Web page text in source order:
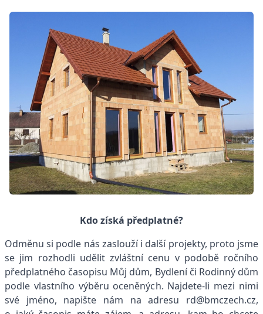
Kdo získá předplatné?
Odměnu si podle nás zaslouží i další projekty, proto jsme
se jim rozhodli udělit zvláštní cenu v podobě ročního
předplatného časopisu Můj dům, Bydlení či Rodinný dům
podle vlastního výběru oceněných. Najdete-li mezi nimi
své jméno, napište nám na adresu rd@bmczech.cz,